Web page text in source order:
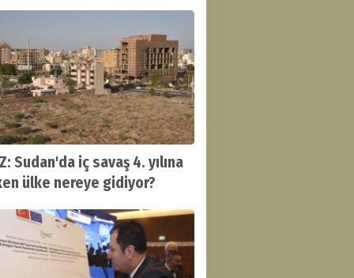
Sudan'da iç savaş 4. yılına
ülke nereye gidiyor?